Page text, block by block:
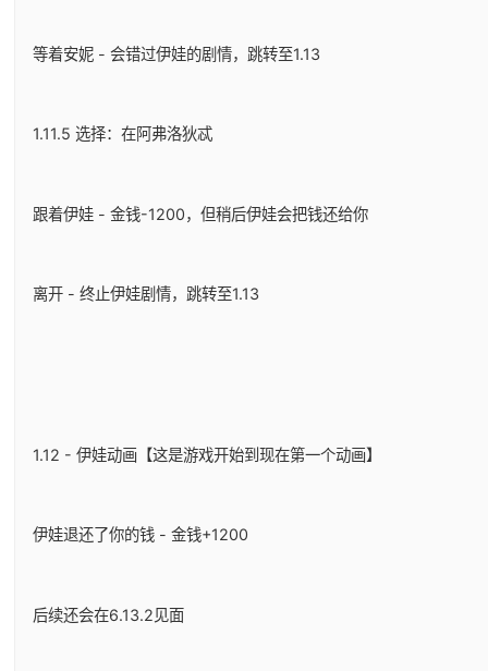
等着安妮 - 会错过伊娃的剧情，跳转至1.13
1.11.5 选择：在阿弗洛狄忒
跟着伊娃 - 金钱-1200，但稍后伊娃会把钱还给你
离开 - 终止伊娃剧情，跳转至1.13
1.12 - 伊娃动画【这是游戏开始到现在第一个动画】
伊娃退还了你的钱 - 金钱+1200
后续还会在6.13.2见面